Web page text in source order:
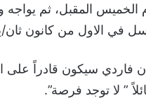
الخميس المقبل، ثم يواجه
في الاول من كانون ثان/
فاردي سيكون قادراً على
” لا توجد فرصة”.